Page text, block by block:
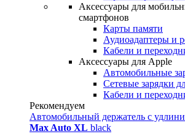
Аксессуары для
смартфонов
Карты памяти
Аудиоадаптеры и
Кабели и
Аксессуары для Apple
Автомобильные
Сетевые зарядки
Кабели и
Рекомендуем
Автомобильный держатель с
Max Auto XL black